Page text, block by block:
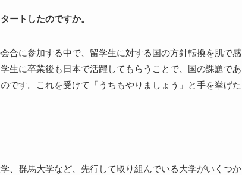
ートしたのですか。
合に参加する中で、留学生に対する国の方針転換を肌で感
生に卒業後も日本で活躍してもらうことで、国の課題であ
です。これを受けて「うちもやりましょう」と手を挙げた
、群馬大学など、先行して取り組んでいる大学がいくつか